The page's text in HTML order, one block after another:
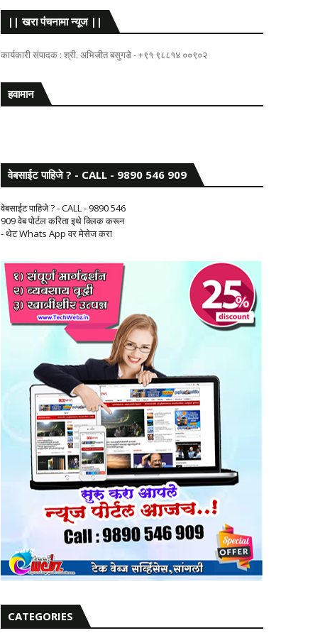
|| खरा पंचनामा न्यूज ||
कार्यकारी संपादक : श्री. अभिजीत बसुगडे - +९१ ९८८१४ ००९०२
हवामान
वेबसाईट पाहिजे ? - CALL - 9890 546 909
वेबसाईट पाहिजे ? - CALL - 9890 546
909 वेब पोर्टल करिता इथे क्लिक करून
- थेट Whats App वर मेसेज करा
CATEGORIES